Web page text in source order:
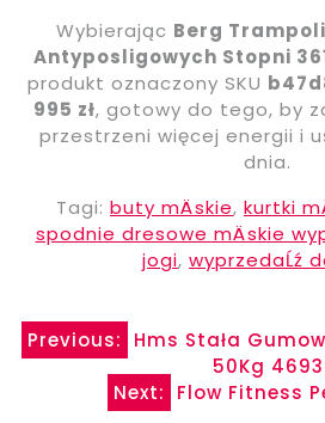
Wybierając Berg
Antyposligowych Stopni
produkt oznaczony SKU
995 zł, gotowy do tego, by
przestrzeni więcej energii i
dnia.
Tagi: buty mÄskie, kurtki
spodnie dresowe mÄskie
jogi, wyprzedaĹź
Nawigacja
wpisu
Previous:
Hms Stała
50Kg 4693
Next:
Flow Fitness